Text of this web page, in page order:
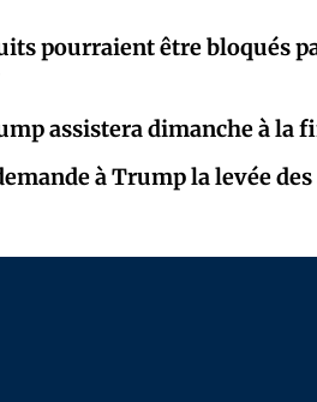
pourraient être bloqués
assistera dimanche à la
à Trump la levée